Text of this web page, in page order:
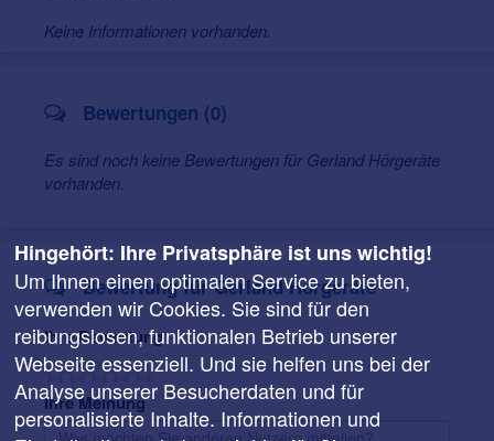
Keine Informationen vorhanden.
Bewertungen (0)
Es sind noch keine Bewertungen für Gerland Hörgeräte
vorhanden.
Bewertung für Gerland Hörgeräte
Ihre Bewertung
Ihre Meinung
Hingehört: Ihre Privatsphäre ist uns wichtig!
Um Ihnen einen optimalen Service zu bieten,
verwenden wir Cookies. Sie sind für den
reibungslosen, funktionalen Betrieb unserer
Webseite essenziell. Und sie helfen uns bei der
Analyse unserer Besucherdaten und für
personalisierte Inhalte. Informationen und